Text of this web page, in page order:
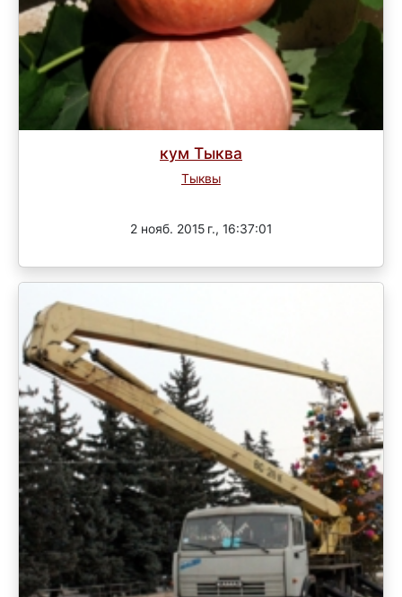
кум Тыква
Тыквы
2 нояб. 2015 г., 16:37:01